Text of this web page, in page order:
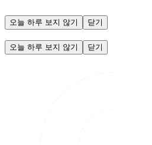
오늘 하루 보지 않기 닫기
오늘 하루 보지 않기 닫기